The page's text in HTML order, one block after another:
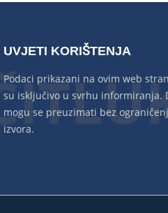
UVJETI KORIŠTENJA
Podaci prikazani na ovim web
su isključivo u svrhu informiranja.
mogu se preuzimati bez
izvora.